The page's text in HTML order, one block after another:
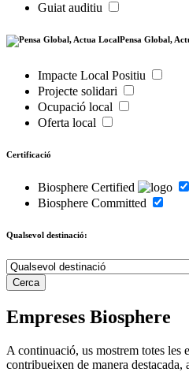
Guiat auditiu
Pensa Global,
Impacte Local Positiu
Projecte solidari
Ocupació local
Oferta local
Certificació
Biosphere Certified
Biosphere Committed
Qualsevol destinació:
Empreses Biosphere
A continuació, us mostrem totes les
contribueixen de manera